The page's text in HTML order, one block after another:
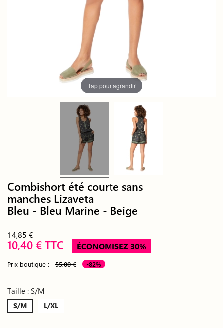
Tap pour agrandir
Combishort été courte sans
manches Lizaveta
Bleu - Bleu Marine - Beige
14,85 €
10,40 € TTC ÉCONOMISEZ 30%
Prix boutique : 55,00 € -82%
Taille : S/M
S/M L/XL